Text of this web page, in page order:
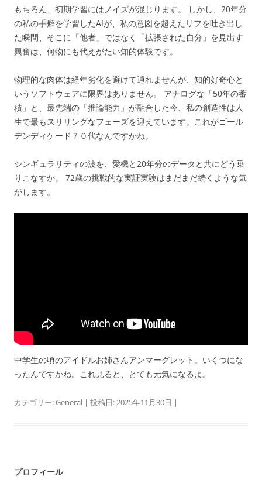
もちろん、初期学習にはノイズが混じります。 しかし、20年分
の私の手癖を学習したAIが、私の意図を超えたリフを吐き出し
た瞬間、そこに「他者」ではなく「拡張された自分」を見出す
興奮は、何物にも代えがたい知的体験です。
物理的な肉体は経年劣化を避けて通れませんが、知的好奇心と
いうソフトウェアに限界はありません。 アナログな「50年の蓄
積」と、最先端の「推論能力」が融合した今、私の創造性は人
生で最もスリリングなフェーズを迎えています。これがゴール
デンディケード７０代なんですかね。
シンギュラリティの波を、愛機と20年分のデータと共にどう乗
りこなすか。 72歳の挑戦的な実証実験はまだまだ続くような気
がします。
中学生の頃のアイドルお姉さんアンマーグレット。いくつにな
ったんですかね。これ見ると、とても元気になるよ。
カテゴリー:General | 投稿日:2025年11月30日 |
プロフィール